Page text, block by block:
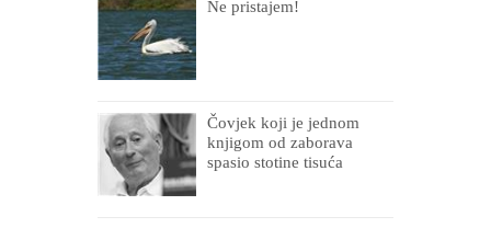
Ne pristajem!
Čovjek koji je jednom
knjigom od zaborava
spasio stotine tisuća